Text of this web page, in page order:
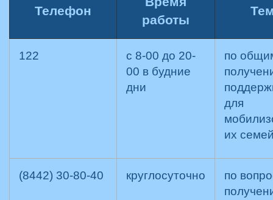
Телефон
работы
122
с 8-00 до 20-
00 в будние
дни
по
для
их
(8442) 30-80-40 круглосуточно
по